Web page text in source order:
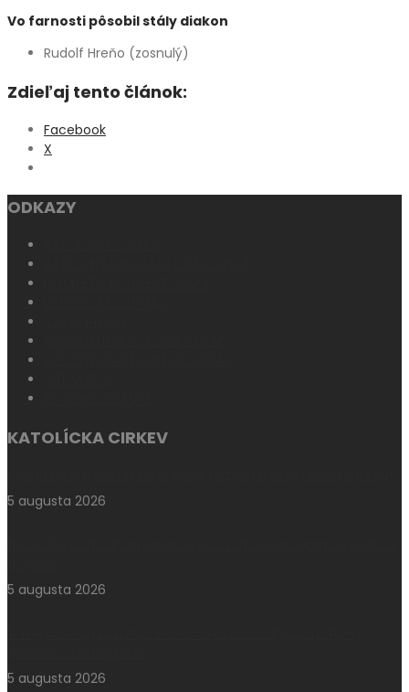
Vo farnosti pôsobil stály diakon
Rudolf Hreňo (zosnulý)
Zdieľaj tento článok:
Facebook
X
ODKAZY
KATOLÍCKA CIRKEV
5 augusta 2026
5 augusta 2026
5 augusta 2026